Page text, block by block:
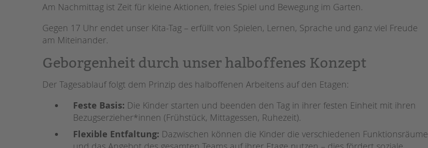
Am Nachmittag ist Zeit für kleine Aktionen, freies Spiel und Bewegung im Garten.
Gegen 17 Uhr endet unser Kita-Tag – erfüllt von Spielen, Lernen, Sprache und ganz viel Freude
am Miteinander.
Geborgenheit durch unser halboffenes Konzept
Der Tagesablauf folgt dem Prinzip des halboffenen Arbeitens auf den Etagen:
Feste Basis: Die Kinder starten und beenden den Tag in ihrer festen Einheit mit ihren
Bezugserzieher*innen (Frühstück, Mittagessen, Ruhezeit).
Flexible Entfaltung: Dazwischen können die Kinder die verschiedenen Funktionsräume